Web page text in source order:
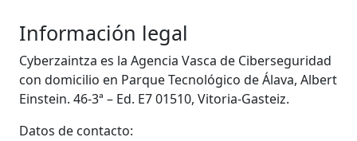
Información legal
Cyberzaintza es la Agencia Vasca de Ciberseguridad
con domicilio en Parque Tecnológico de Álava, Albert
Einstein. 46-3ª – Ed. E7 01510, Vitoria-Gasteiz.
Datos de contacto: